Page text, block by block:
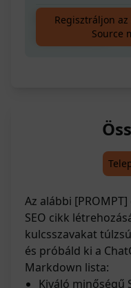
Készítsd el a
meta leírással.
Regisztráljon
Source
Az alábbi
SEO cikk
kulcsszavakat
és próbáld ki a
Markdown lista:
Kiváló minőségű